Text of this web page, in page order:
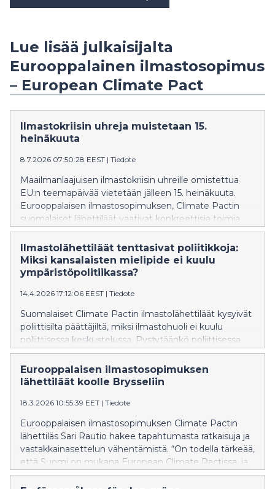
Lue lisää julkaisijalta
Eurooppalainen ilmastosopimus
– European Climate Pact
Ilmastokriisin uhreja muistetaan 15.
heinäkuuta
8.7.2026 07:50:28 EEST | Tiedote
Maailmanlaajuisen ilmastokriisin uhreille omistettua
EU:n teemapäivää vietetään jälleen 15. heinäkuuta.
Eurooppalaisen ilmastosopimuksen, Climate Pactin
suomalaiset lähettiläät vaativat konkreettisia toimia
ilmastonmuutoksen hillitsemiseksi ja sään ääri-ilmiöihin
varautumiseksi.
Ilmastolähettiläät tenttasivat poliitikkoja:
Miksi kansalaisten mielipide ei kuulu
ympäristöpolitiikassa?
14.4.2026 17:12:06 EEST | Tiedote
Suomalaiset Climate Pactin ilmastolähettiläät kysyivät
poliittisilta päättäjiltä, miksi ilmastohuoli ei kuulu
poliittisessa keskustelussa. Pystytäänkö poliittisessa
päätöksenteossa kytkemään ilmastoteot osaksi
kokonaisturvallisuutta ja taloutta? Lähettiläät ja
poliitikot kohtasivat paneelissa Euroopan komission
Eurooppalaisen ilmastosopimuksen
lähettiläät koolle Brysseliin
18.3.2026 10:55:39 EET | Tiedote
Eurooppalaisen ilmastosopimuksen Climate Pactin
lähettiläs Sari Rautio hakee tapahtumasta ratkaisuja ja
vastakkainasettelun vähentämistä. “On todella tärkeää,
että Suomi on mukana European Climate Pactissa, ja
asiasta pitää välittää lisää tietoa ihmisille. Kukaan ei voi